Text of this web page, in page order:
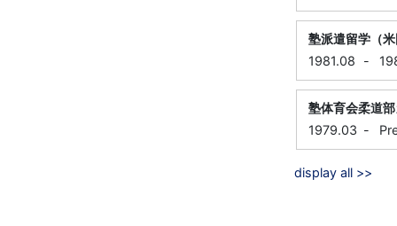
塾派遣留学（
1981.08
-
塾体育会柔道
1979.03 -
display all >>